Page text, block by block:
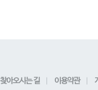
찾아오시는 길 이용약관